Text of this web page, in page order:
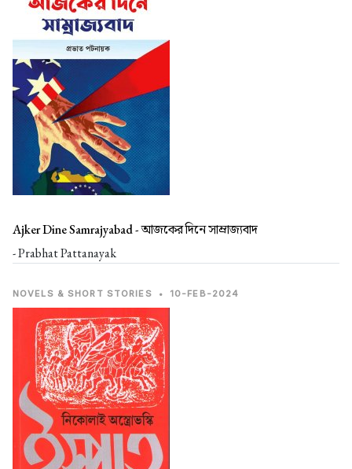
Ajker Dine Samrajyabad -আজকের দিনে সাম্রাজ্যবাদ
- Prabhat Pattanayak
NOVELS & SHORT STORIES • 10-FEB-2024